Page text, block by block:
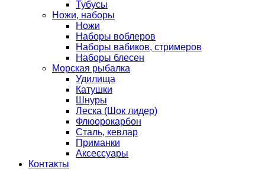
Тубусы
Ножи, наборы
Ножи
Наборы воблеров
Наборы вабиков, стримеров
Наборы блесен
Морская рыбалка
Удилища
Катушки
Шнуры
Леска (Шок лидер)
Флюорокарбон
Сталь, кевлар
Приманки
Аксессуары
Контакты